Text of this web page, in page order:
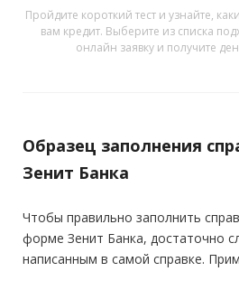
Пройдите короткий тест и узнайте,
вам кредит. Выберите из списка
онлайн заявку и получите
Образец заполнения
Зенит Банка
Чтобы правильно заполнить
форме Зенит Банка, достаточно
написанным в самой справке.